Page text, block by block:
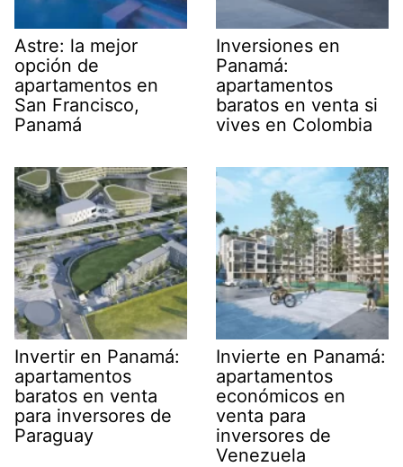
Astre: la mejor
opción de
apartamentos en
San Francisco,
Panamá
Inversiones en
Panamá:
apartamentos
baratos en venta si
vives en Colombia
Invertir en Panamá:
apartamentos
baratos en venta
para inversores de
Paraguay
Invierte en Panamá:
apartamentos
económicos en
venta para
inversores de
Venezuela